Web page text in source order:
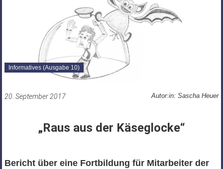
Informatives (Ausgabe 10)
20. September 2017 Autor:in: Sascha Heuer
„Raus aus der Käseglocke“
Bericht über eine Fortbildung für Mitarbeiter der